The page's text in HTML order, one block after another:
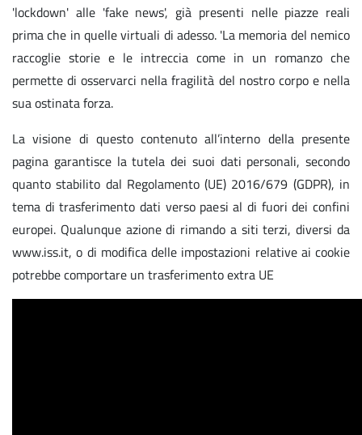
'lockdown' alle 'fake news', già presenti nelle piazze reali
prima che in quelle virtuali di adesso. 'La memoria del nemico
raccoglie storie e le intreccia come in un romanzo che
permette di osservarci nella fragilità del nostro corpo e nella
sua ostinata forza.
La visione di questo contenuto all’interno della presente
pagina garantisce la tutela dei suoi dati personali, secondo
quanto stabilito dal Regolamento (UE) 2016/679 (GDPR), in
tema di trasferimento dati verso paesi al di fuori dei confini
europei. Qualunque azione di rimando a siti terzi, diversi da
www.iss.it, o di modifica delle impostazioni relative ai cookie
potrebbe comportare un trasferimento extra UE